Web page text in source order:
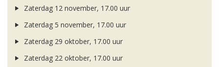
Zaterdag 12 november, 17.00 uur
Zaterdag 5 november, 17.00 uur
Zaterdag 29 oktober, 17.00 uur
Zaterdag 22 oktober, 17.00 uur